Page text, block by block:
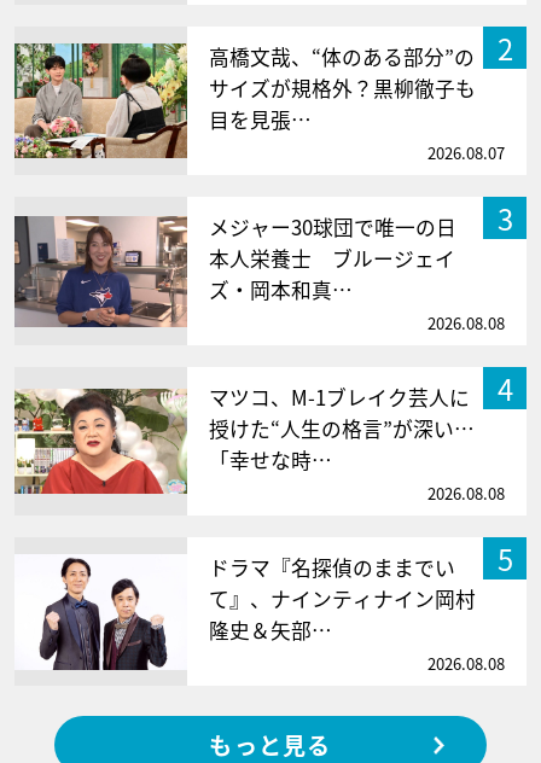
2
高橋文哉、“体のある部分”の
サイズが規格外？黒柳徹子も
目を見張…
2026.08.07
3
メジャー30球団で唯一の日
本人栄養士 ブルージェイ
ズ・岡本和真…
2026.08.08
4
マツコ、M-1ブレイク芸人に
授けた“人生の格言”が深い…
「幸せな時…
2026.08.08
5
ドラマ『名探偵のままでい
て』、ナインティナイン岡村
隆史＆矢部…
2026.08.08
もっと見る